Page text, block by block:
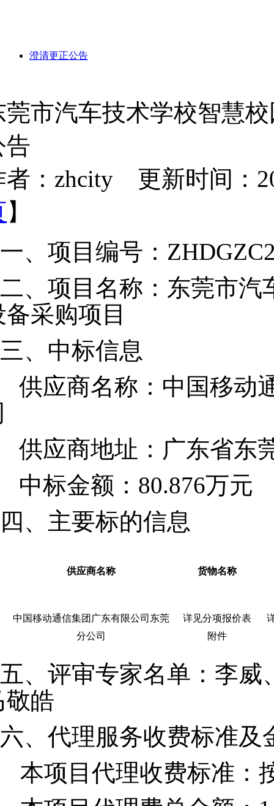
澄清更正公告
莞市汽车技术学校智慧
告
者：zhcity 更新时间：
】
一、 项目编号 ：
二、 项目名称：东莞市汽
备采购项目
三、 中标信息
供应商名称： 中国移动
供应商地址：广东省东
中标金额： 80.876万元
四、 主要标的信息
供应商名称 货物名称
中国移动通信集团广东有限公司东莞
分公司
详见分项报价表
附件
五、 评审专家名单： 李威
敬皓
六、 代理服务收费标准及
本项目 代理收费标准：